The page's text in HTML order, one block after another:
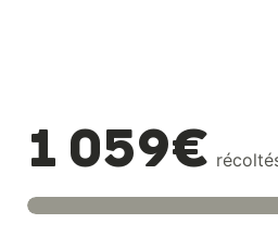
1 059€